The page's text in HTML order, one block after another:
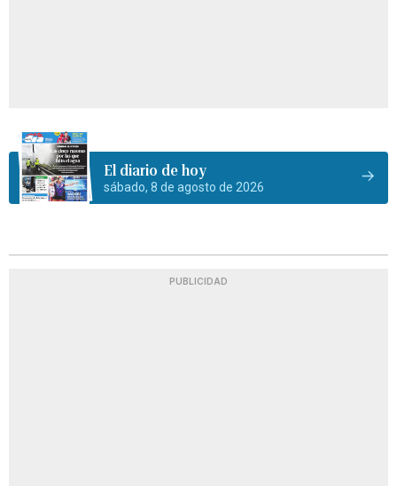
El diario de hoy
sábado, 8 de agosto de 2026
PUBLICIDAD